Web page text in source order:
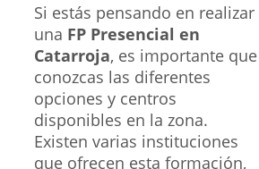
Si estás pensando en realizar
una FP Presencial en
Catarroja, es importante que
conozcas las diferentes
opciones y centros
disponibles en la zona.
Existen varias instituciones
que ofrecen esta formación,